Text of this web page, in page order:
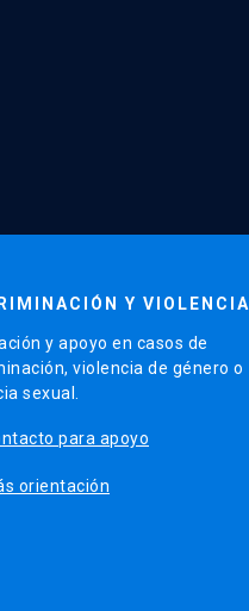
Y VIOLENCIA
y apoyo en casos de
violencia de género o
sexual.
para apoyo
orientación